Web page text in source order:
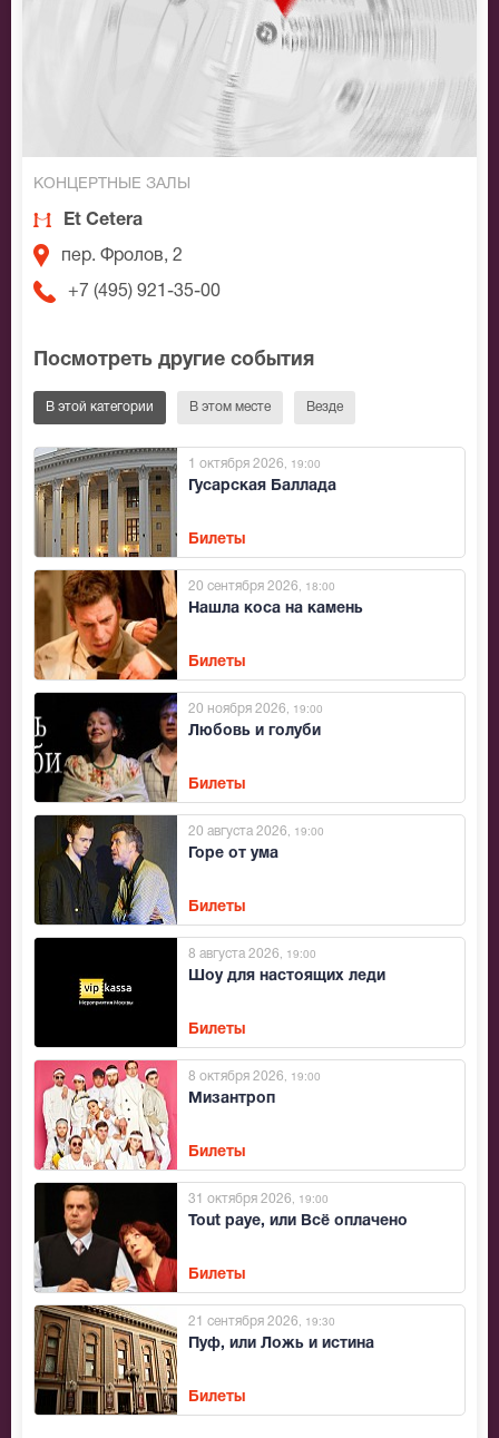
КОНЦЕРТНЫЕ ЗАЛЫ
Et Cetera
пер. Фролов, 2
+7 (495) 921-35-00
Посмотреть другие события
В этой категории В этом месте Везде
Гусарская Баллада
1 октября 2026 , 19:00
Билеты
Нашла коса на камень
20 сентября 2026 , 18:00
Билеты
Любовь и голуби
20 ноября 2026 , 19:00
Билеты
Горе от ума
20 августа 2026 , 19:00
Билеты
Шоу для настоящих леди
8 августа 2026 , 19:00
Билеты
Мизантроп
8 октября 2026 , 19:00
Билеты
Tout paye, или Всё оплачено
31 октября 2026 , 19:00
Билеты
Пуф, или Ложь и истина
21 сентября 2026 , 19:30
Билеты